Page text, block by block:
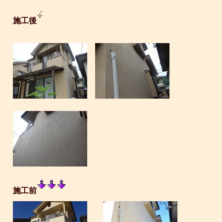
施工後
施工前